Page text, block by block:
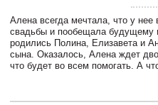
Алена всегда мечтала, что у
свадьбы и пообещала будущему
родились Полина, Елизавета и
сына. Оказалось, Алена ждет
что будет во всем помогать. А